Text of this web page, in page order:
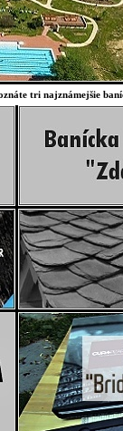
tri najznámejšie